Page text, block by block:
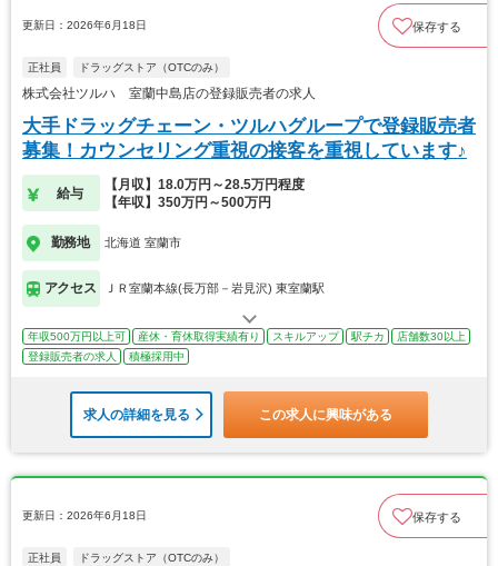
更新日：2026年6月18日 保存する
正社員 ドラッグストア（OTCのみ）
株式会社ツルハ 室蘭中島店の登録販売者の求人
大手ドラッグチェーン・ツルハグループで登録販売者
募集！カウンセリング重視の接客を重視しています♪
給与
【月収】18.0万円～28.5万円程度
【年収】350万円～500万円
勤務地 北海道 室蘭市
アクセス ＪＲ室蘭本線(長万部－岩見沢) 東室蘭駅
年収500万円以上可 産休・育休取得実績有り スキルアップ 駅チカ
店舗数30以上
登録販売者の求人
積極採用中
求人の詳細を見る この求人に興味がある
更新日：2026年6月18日 保存する
正社員 ドラッグストア（OTCのみ）